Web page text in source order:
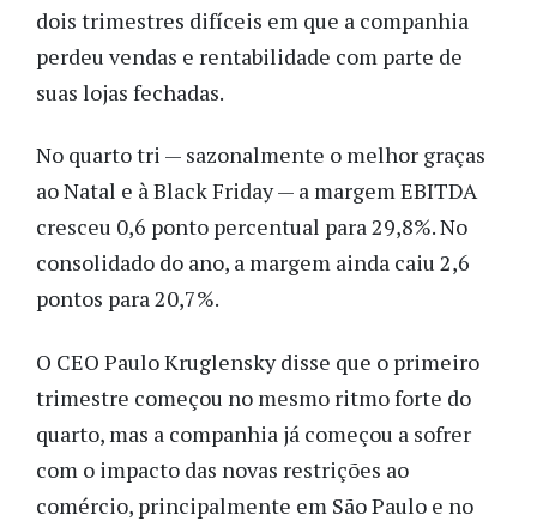
dois trimestres difíceis em que a companhia
perdeu vendas e rentabilidade com parte de
suas lojas fechadas.
No quarto tri — sazonalmente o melhor graças
ao Natal e à Black Friday — a margem EBITDA
cresceu 0,6 ponto percentual para 29,8%. No
consolidado do ano, a margem ainda caiu 2,6
pontos para 20,7%.
O CEO Paulo Kruglensky disse que o primeiro
trimestre começou no mesmo ritmo forte do
quarto, mas a companhia já começou a sofrer
com o impacto das novas restrições ao
comércio, principalmente em São Paulo e no